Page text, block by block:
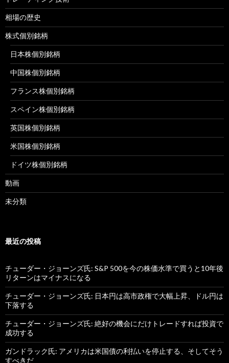
相場の歴史
株式個別銘柄
日本株個別銘柄
中国株個別銘柄
フランス株個別銘柄
スペイン株個別銘柄
英国株個別銘柄
米国株個別銘柄
ドイツ株個別銘柄
動画
未分類
最近の投稿
チューダー・ジョーンズ氏: S&P 500を今の株価水準で買うと10年後
リターンはマイナスになる
チューダー・ジョーンズ氏: 日本円は高市政権で大幅上昇、ドル円は
下落する
チューダー・ジョーンズ氏: 絶好の機会にだけトレードすれば投資で
成功する
ガンドラック氏: アメリカは米国債の利払いを停止する、そしてそう
すべきだ